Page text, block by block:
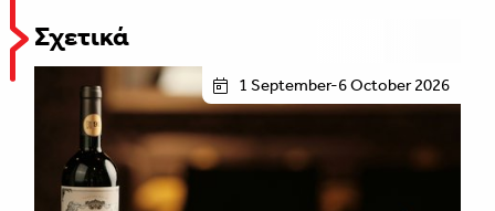
Σχετικά
1 September-6 October 2026